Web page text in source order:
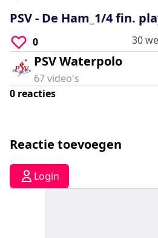
seconds
PSV - De Ham_1/4 fin.
0 30
PSV Waterpolo
67video's
0 reacties
Reactie toevoegen
Login